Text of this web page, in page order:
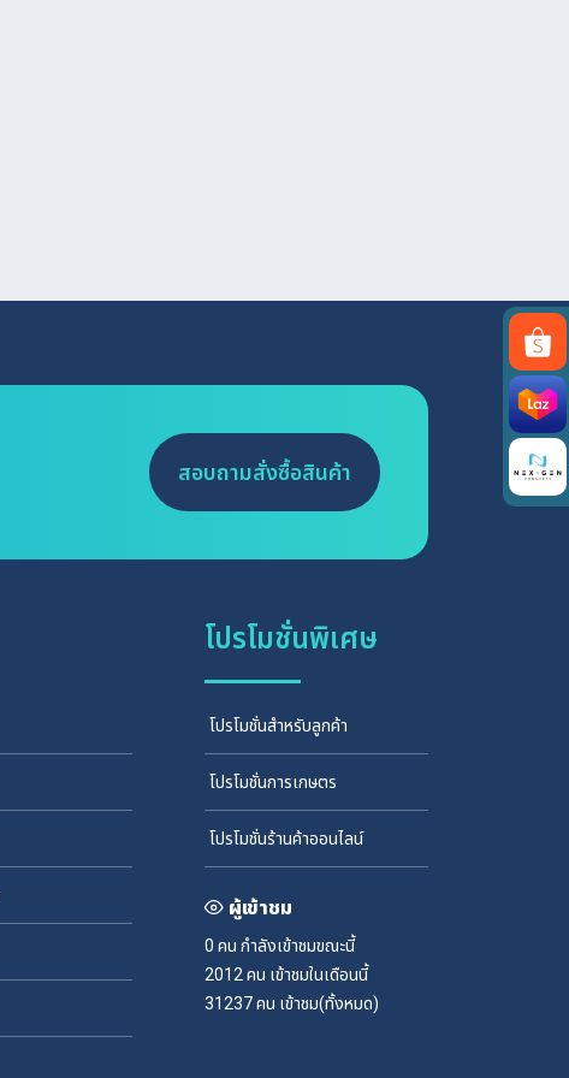
สอบถามสั่งซื้อสินค้า
โปรโมชั่นพิเศษ
โปรโมชั่นสำหรับลูกค้า
โปรโมชั่นการเกษตร
โปรโมชั่นร้านค้าออนไลน์
ผู้เข้าชม
0 คน กำลังเข้าชมขณะนี้
2012 คน เข้าชมในเดือนนี้
31237 คน เข้าชม(ทั้งหมด)